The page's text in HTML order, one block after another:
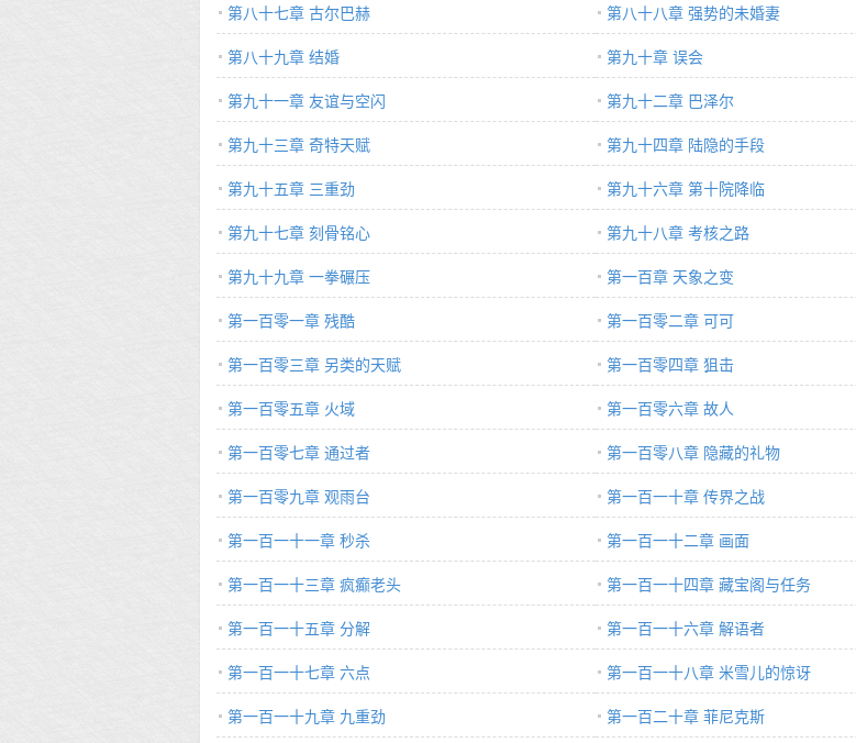
第八十七章 古尔巴赫
第八十八章 强势的未婚妻
第八十九章 结婚
第九十章 误会
第九十一章 友谊与空闪
第九十二章 巴泽尔
第九十三章 奇特天赋
第九十四章 陆隐的手段
第九十五章 三重劲
第九十六章 第十院降临
第九十七章 刻骨铭心
第九十八章 考核之路
第九十九章 一拳碾压
第一百章 天象之变
第一百零一章 残酷
第一百零二章 可可
第一百零三章 另类的天赋
第一百零四章 狙击
第一百零五章 火域
第一百零六章 故人
第一百零七章 通过者
第一百零八章 隐藏的礼物
第一百零九章 观雨台
第一百一十章 传界之战
第一百一十一章 秒杀
第一百一十二章 画面
第一百一十三章 疯癫老头
第一百一十四章 藏宝阁与任务
第一百一十五章 分解
第一百一十六章 解语者
第一百一十七章 六点
第一百一十八章 米雪儿的惊讶
第一百一十九章 九重劲
第一百二十章 菲尼克斯